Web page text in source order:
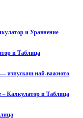
и Уравнение
и Таблица
— изпускаш най-важното
– Калкулатор и Таблица